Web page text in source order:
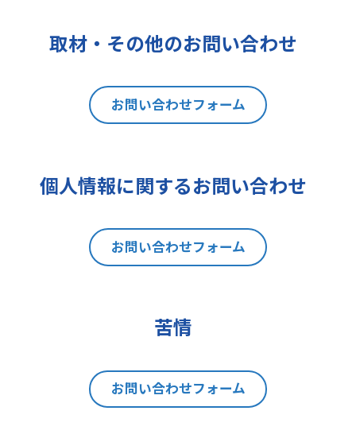
は、後述の消費者相談・苦情窓口に
本手続きにあたり、貴方がご本人で
あることを確認させて頂きますこと
をご了承下さい。
ご提出頂く個人情報について、開示
利を有します。
(1)取扱いの制限を要求する権利
(4)同意を撤回する権利
(5)GDPRの監督機関に不服を申し立
8 個人情報提出の任意性及び当該
情報を与えなかった場合に本人に生
取材・その他のお問い合わせ
お問い合わせフォーム
個人情報に関するお問い合わせ
お問い合わせフォーム
苦情
お問い合わせフォーム